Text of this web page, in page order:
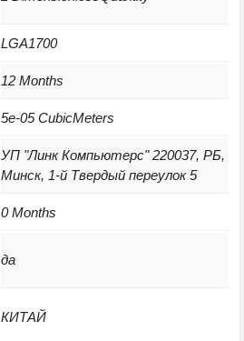
LGA1700
12 Months
5e-05 CubicMeters
УП "Линк Компьютерс" 220037, РБ,
Минск, 1-й Твердый переулок 5
0 Months
да
КИТАЙ